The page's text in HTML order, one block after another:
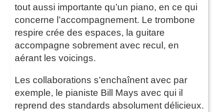
tout aussi importante qu’un piano, en ce qui
concerne l’accompagnement. Le trombone
respire crée des espaces, la guitare
accompagne sobrement avec recul, en
aérant les voicings.
Les collaborations s’enchaînent avec par
exemple, le pianiste Bill Mays avec qui il
reprend des standards absolument délicieux.